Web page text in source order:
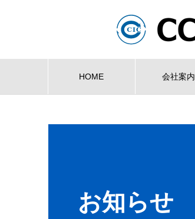
HOME 会社案内
お知らせ